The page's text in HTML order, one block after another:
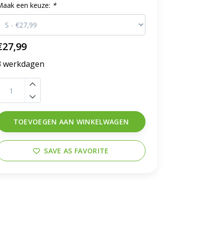
een keuze: *
werkdagen
TOEVOEGEN AAN WINKELWAGEN
SAVE AS FAVORITE